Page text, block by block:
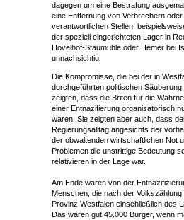
dagegen um eine Bestrafung
eine Entfernung von Verbrechern
verantwortlichen Stellen,
der speziell eingerichteten Lager in
Hövelhof-Staumühle oder Hemer bei
unnachsichtig.
Die Kompromisse, die bei der in
durchgeführten politischen Säuberung
zeigten, dass die Briten für die
einer Entnazifierung organisatorisch
waren. Sie zeigten aber auch, dass
Regierungsalltag angesichts der
der obwaltenden wirtschaftlichen Not
Problemen die unstrittige Bedeutung
relativieren in der Lage war.
Am Ende waren von der
Menschen, die nach der
Provinz Westfalen einschließlich des
Das waren gut 45.000 Bürger, wenn